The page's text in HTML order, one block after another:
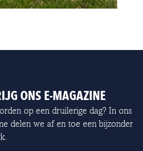
ONS E-MAGAZINE
op een druilerige dag? In ons
delen we af en toe een bijzonder